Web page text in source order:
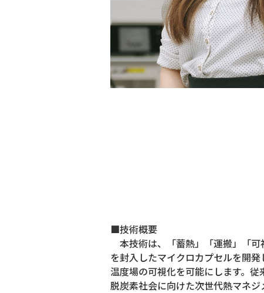
■技術概要
本技術は、「蓄熱」「運搬」「
を封入したマイクロカプセルを開
温度場の可視化を可能にします。
脱炭素社会に向けた次世代熱マネジ